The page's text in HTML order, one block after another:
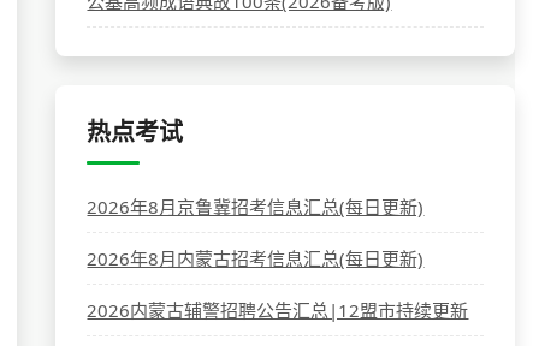
热点考试
2026年8月京鲁冀招考信息汇总(每日更新)
2026年8月内蒙古招考信息汇总(每日更新)
2026内蒙古辅警招聘公告汇总|12盟市持续更新